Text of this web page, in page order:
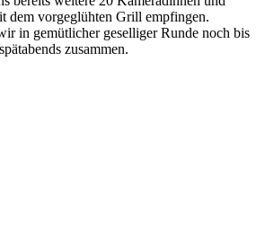
dem vorgeglühten Grill empfingen.
in gemütlicher geselliger Runde noch bis
spätabends zusammen.